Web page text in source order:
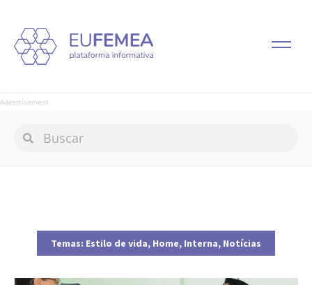
Advertisement
Temas: Estilo de vida, Home, Interna, Notícias